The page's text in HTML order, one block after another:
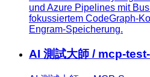
und Azure Pipelines mit
fokussiertem CodeGraph-
Engram-Speicherung.
AI 測試大師 / mcp-